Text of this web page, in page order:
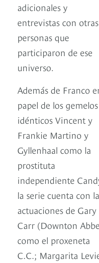
adicionales y
entrevistas con otras
personas que
participaron de ese
universo.
Además de Franco
papel de los gemelos
idénticos Vincent y
Frankie Martino y
Gyllenhaal como la
prostituta
independiente
la serie cuenta con
actuaciones de Gary
Carr (Downton
como el proxeneta
C.C.; Margarita